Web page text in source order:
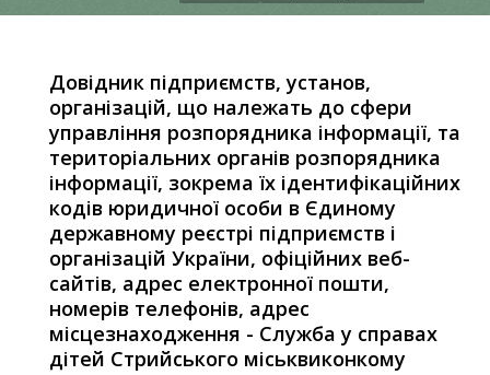
Довідник підприємств, установ,
організацій, що належать до сфери
управління розпорядника інформації, та
територіальних органів розпорядника
інформації, зокрема їх ідентифікаційних
кодів юридичної особи в Єдиному
державному реєстрі підприємств і
організацій України, офіційних веб-
сайтів, адрес електронної пошти,
номерів телефонів, адрес
місцезнаходження - Служба у справах
дітей Стрийського міськвиконкому